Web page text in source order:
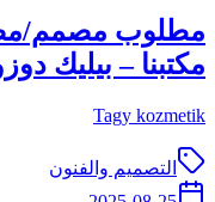
مطلوب مصمم/
مكتبنا – بيليك
Tagy kozmetik
التصميم والفنون